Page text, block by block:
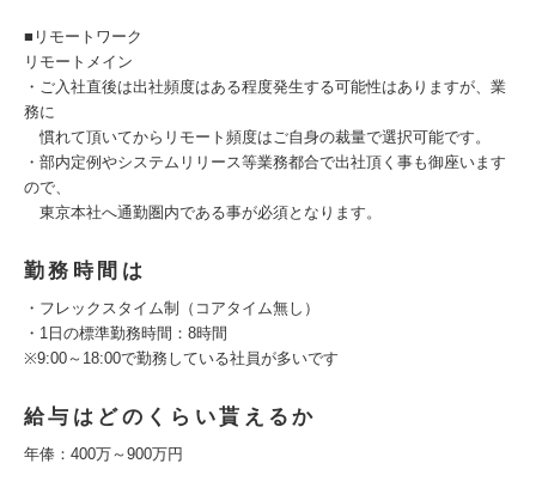
■リモートワーク
リモートメイン
・ご入社直後は出社頻度はある程度発生する可能性はありますが、業
務に
慣れて頂いてからリモート頻度はご自身の裁量で選択可能です。
・部内定例やシステムリリース等業務都合で出社頂く事も御座います
ので、
東京本社へ通勤圏内である事が必須となります。
勤務時間は
・フレックスタイム制（コアタイム無し）
・1日の標準勤務時間：8時間
※9:00～18:00で勤務している社員が多いです
給与はどのくらい貰えるか
年俸：400万～900万円